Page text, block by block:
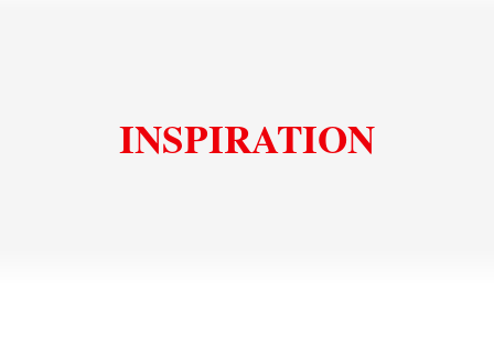
INSPIRATION